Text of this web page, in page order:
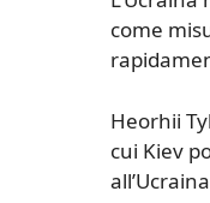
come
Heorhii
cui Kiev